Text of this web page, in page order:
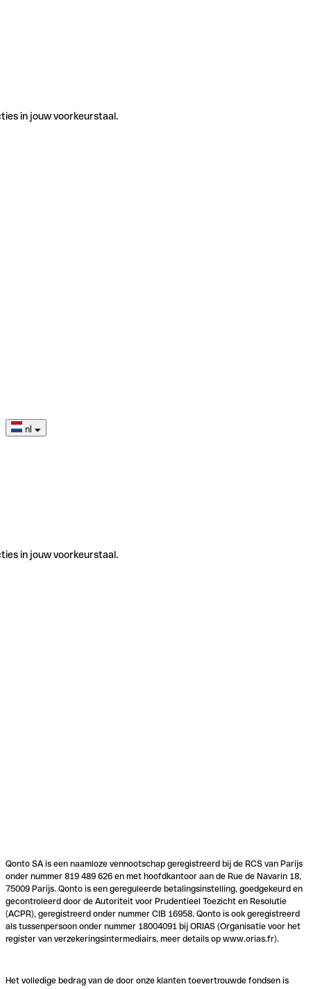
in jouw voorkeurstaal.
nl
in jouw voorkeurstaal.
Qonto SA is een naamloze vennootschap geregistreerd bij de RCS van Parijs
onder nummer 819 489 626 en met hoofdkantoor aan de Rue de Navarin 18,
75009 Parijs. Qonto is een gereguleerde betalingsinstelling, goedgekeurd en
gecontroleerd door de Autoriteit voor Prudentieel Toezicht en Resolutie
(ACPR), geregistreerd onder nummer CIB 16958. Qonto is ook geregistreerd
als tussenpersoon onder nummer 18004091 bij ORIAS (Organisatie voor het
register van verzekeringsintermediairs, meer details op www.orias.fr).
Het volledige bedrag van de door onze klanten toevertrouwde fondsen is